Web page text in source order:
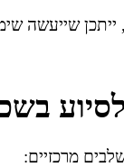
שייעשה
מרכזיים: